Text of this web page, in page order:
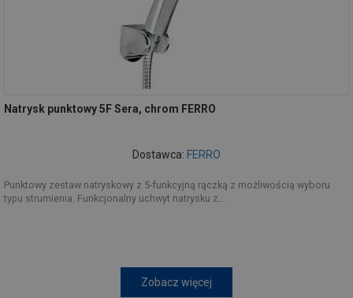
Natrysk punktowy 5F Sera, chrom FERRO
Dostawca: FERRO
Punktowy zestaw natryskowy z 5-funkcyjną rączką z możliwością wyboru
typu strumienia. Funkcjonalny uchwyt natrysku z...
Zobacz więcej